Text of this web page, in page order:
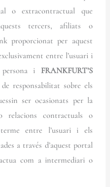
o extracontractual que
tercers, afiliats o
proporcionat per aquest
entre l’usuari i
i FRANKFURT’S
responsabilitat sobre els
ser ocasionats per la
contractuals o
entre l’usuari i els
a través d’aquest portal
com a intermediari o